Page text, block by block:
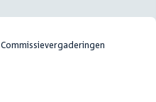
Commissievergaderingen